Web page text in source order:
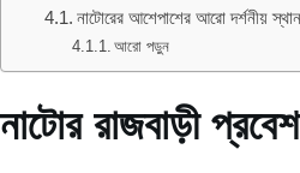
নাটোরের আশেপাশের আরো দর্শনীয়
আরো পড়ুন
নাটোর রাজবাড়ী